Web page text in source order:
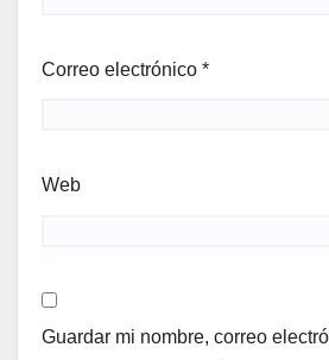
Correo electrónico *
Web
Guardar mi nombre, correo